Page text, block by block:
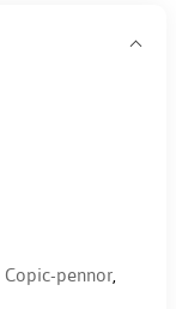
Copic-pennor,